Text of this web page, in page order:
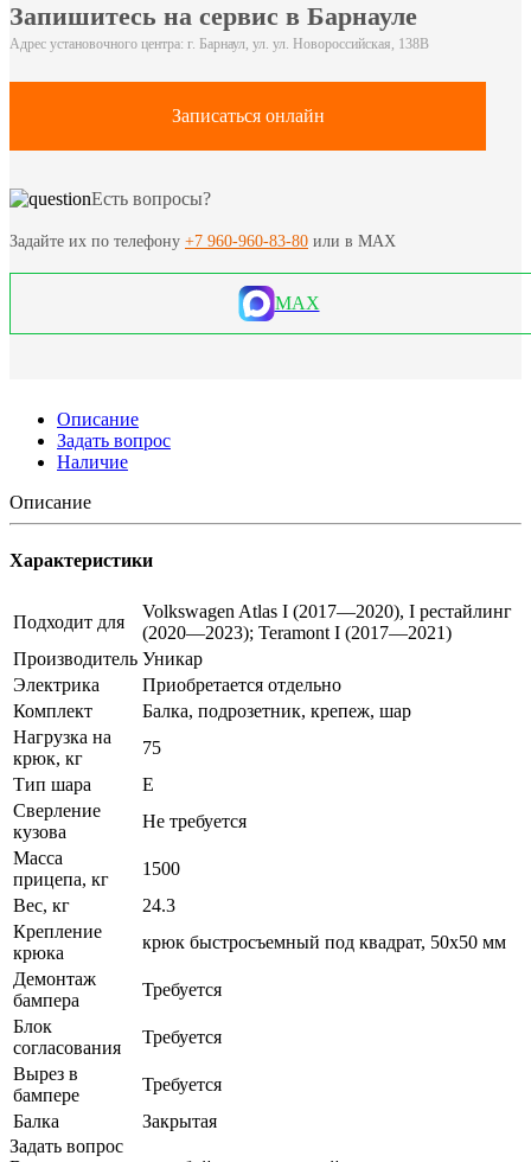
Запишитесь на сервис в Барнауле
Адрес установочного центра: г. Барнаул, ул. ул. Новороссийская, 138В
Записаться онлайн
Есть вопросы?
Задайте их по телефону +7 960-960-83-80 или в MAX
MAX
Описание
Задать вопрос
Наличие
Описание
Характеристики
Подходит для
Volkswagen Atlas I (2017—2020), I рестайлинг
(2020—2023); Teramont I (2017—2021)
Производитель Уникар
Электрика
Приобретается отдельно
Комплект
Балка, подрозетник, крепеж, шар
Нагрузка на
крюк, кг
75
Тип шара
E
Сверление
кузова
Не требуется
Масса
прицепа, кг
1500
Вес, кг
24.3
Крепление
крюка
крюк быстросъемный под квадрат, 50х50 мм
Демонтаж
бампера
Требуется
Блок
согласования
Требуется
Вырез в
бампере
Требуется
Балка
Закрытая
Задать вопрос